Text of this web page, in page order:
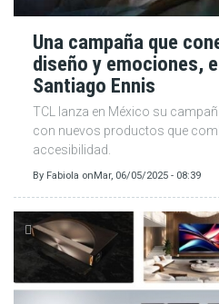
Una campaña que
diseño y emociones,
Santiago Ennis
TCL lanza en México su
con nuevos productos que
accesibilidad.
By Fabiola on Mar, 06/05/2025 - 08:39